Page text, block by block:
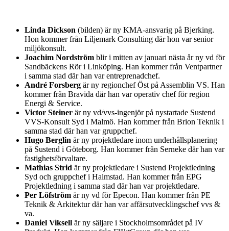
Linda Dickson (bilden) är ny KMA-ansvarig på Bjerking.
Hon kommer från Liljemark Consulting där hon var senior
miljökonsult.
Joachim Nordström blir i mitten av januari nästa år ny vd för
Sandbäckens Rör i Linköping. Han kommer från Ventpartner
i samma stad där han var entreprenadchef.
André Forsberg är ny regionchef Öst på Assemblin VS. Han
kommer från Bravida där han var operativ chef för region
Energi & Service.
Victor Steiner är ny vd/vvs-ingenjör på nystartade Sustend
VVS-Konsult Syd i Malmö. Han kommer från Brion Teknik i
samma stad där han var gruppchef.
Hugo Berglin är ny projektledare inom underhållsplanering
på Sustend i Göteborg. Han kommer från Serneke där han var
fastighetsförvaltare.
Mathias Strid är ny projektledare i Sustend Projektledning
Syd och gruppchef i Halmstad. Han kommer från EPG
Projektledning i samma stad där han var projektledare.
Per Löfström är ny vd för Epecon. Han kommer från PE
Teknik & Arkitektur där han var affärsutvecklingschef vvs &
va.
Daniel Viksell är ny säljare i Stockholmsområdet på IV